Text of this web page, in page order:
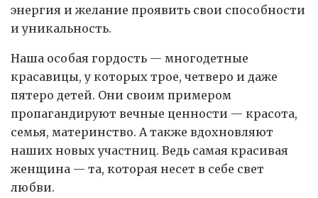
энергия и желание проявить свои способности
и уникальность.
Наша особая гордость — многодетные
красавицы, у которых трое, четверо и даже
пятеро детей. Они своим примером
пропагандируют вечные ценности — красота,
семья, материнство. А также вдохновляют
наших новых участниц. Ведь самая красивая
женщина — та, которая несет в себе свет
любви.